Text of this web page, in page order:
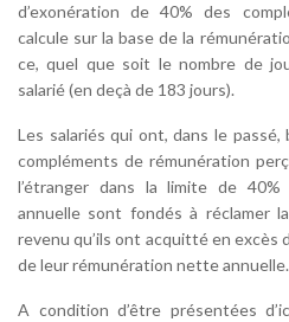
d’exonération de 40% des
calcule sur la base de la
ce, quel que soit le nombre de
salarié (en deçà de 183 jours).
Les salariés qui ont, dans le passé,
compléments de rémunération
l’étranger dans la limite de
annuelle sont fondés à réclamer
revenu qu’ils ont acquitté en excès
de leur rémunération nette annuelle.
A condition d’être présentées